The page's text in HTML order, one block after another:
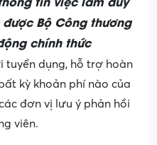
Bộ Công thương
chính thức
tuyển dụng, hỗ trợ hoàn
kỳ khoản phí nào của
đơn vị lưu ý phản hồi
viên.